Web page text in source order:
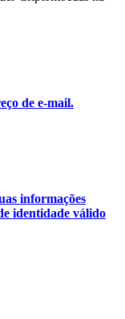
de e-mail.
informações
identidade válido